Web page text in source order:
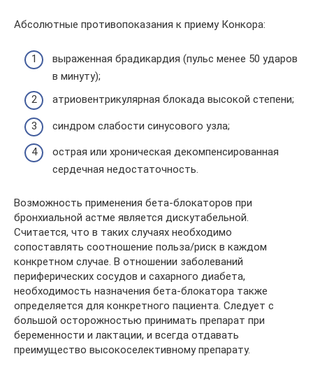
Абсолютные противопоказания к приему Конкора:
выраженная брадикардия (пульс менее 50 ударов
в минуту);
атриовентрикулярная блокада высокой степени;
синдром слабости синусового узла;
острая или хроническая декомпенсированная
сердечная недостаточность.
Возможность применения бета-блокаторов при
бронхиальной астме является дискутабельной.
Считается, что в таких случаях необходимо
сопоставлять соотношение польза/риск в каждом
конкретном случае. В отношении заболеваний
периферических сосудов и сахарного диабета,
необходимость назначения бета-блокатора также
определяется для конкретного пациента. Следует с
большой осторожностью принимать препарат при
беременности и лактации, и всегда отдавать
преимущество высокоселективному препарату.